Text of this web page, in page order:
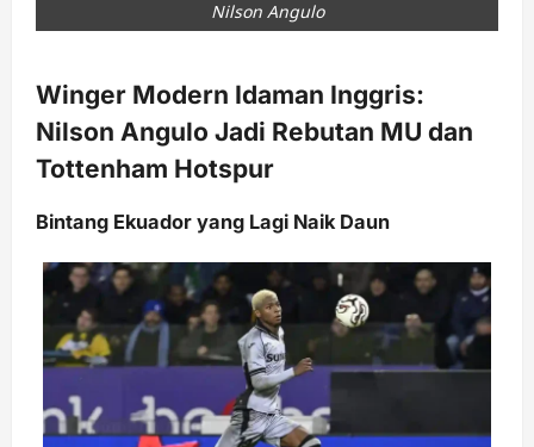
Nilson Angulo
Winger Modern Idaman Inggris:
Nilson Angulo Jadi Rebutan MU dan
Tottenham Hotspur
Bintang Ekuador yang Lagi Naik Daun